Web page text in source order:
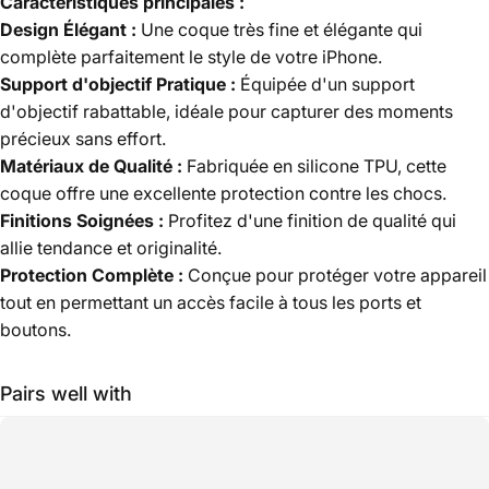
Design Élégant : Une coque très fine et élégante qui
complète parfaitement le style de votre iPhone.
Support d'objectif Pratique : Équipée d'un support
d'objectif rabattable, idéale pour capturer des moments
précieux sans effort.
Matériaux de Qualité : Fabriquée en silicone TPU, cette
coque offre une excellente protection contre les chocs.
Finitions Soignées : Profitez d'une finition de qualité qui
allie tendance et originalité.
Protection Complète : Conçue pour protéger votre appareil
tout en permettant un accès facile à tous les ports et
boutons.
Pairs well with